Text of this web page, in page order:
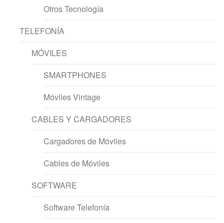
Otros Tecnología
TELEFONÍA
MÓVILES
SMARTPHONES
Móviles Vintage
CABLES Y CARGADORES
Cargadores de Móviles
Cables de Móviles
SOFTWARE
Software Telefonía